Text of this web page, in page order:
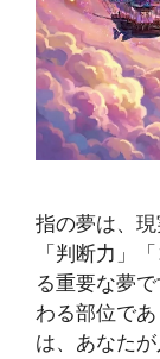
指の夢は、現
「判断力」
る重要な夢
わる部位で
は、あなた